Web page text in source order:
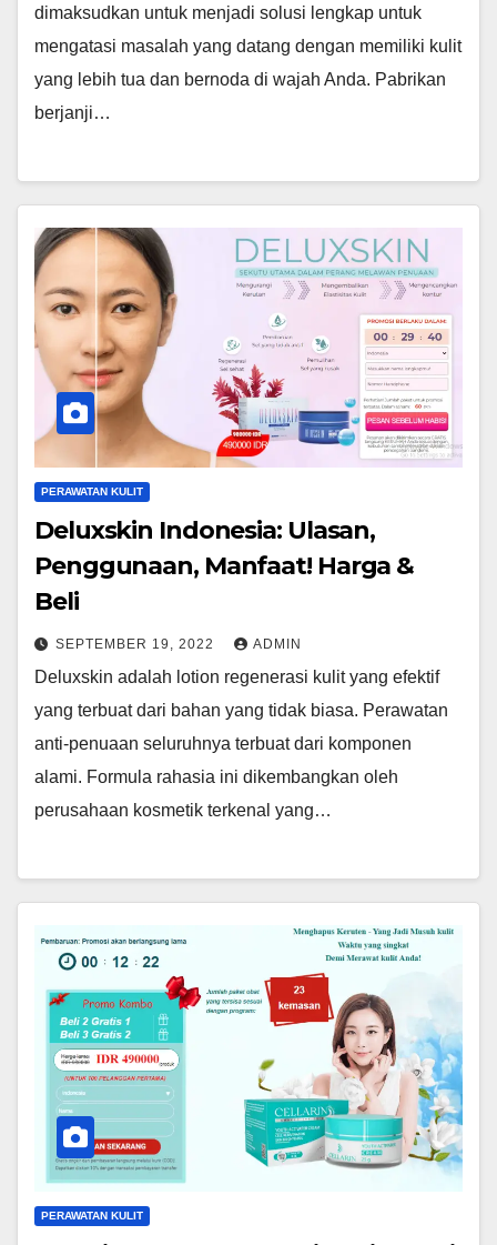
dimaksudkan untuk menjadi solusi lengkap untuk
mengatasi masalah yang datang dengan memiliki kulit
yang lebih tua dan bernoda di wajah Anda. Pabrikan
berjanji…
PERAWATAN KULIT
Deluxskin Indonesia: Ulasan,
Penggunaan, Manfaat! Harga &
Beli
SEPTEMBER 19, 2022 ADMIN
Deluxskin adalah lotion regenerasi kulit yang efektif
yang terbuat dari bahan yang tidak biasa. Perawatan
anti-penuaan seluruhnya terbuat dari komponen
alami. Formula rahasia ini dikembangkan oleh
perusahaan kosmetik terkenal yang…
PERAWATAN KULIT